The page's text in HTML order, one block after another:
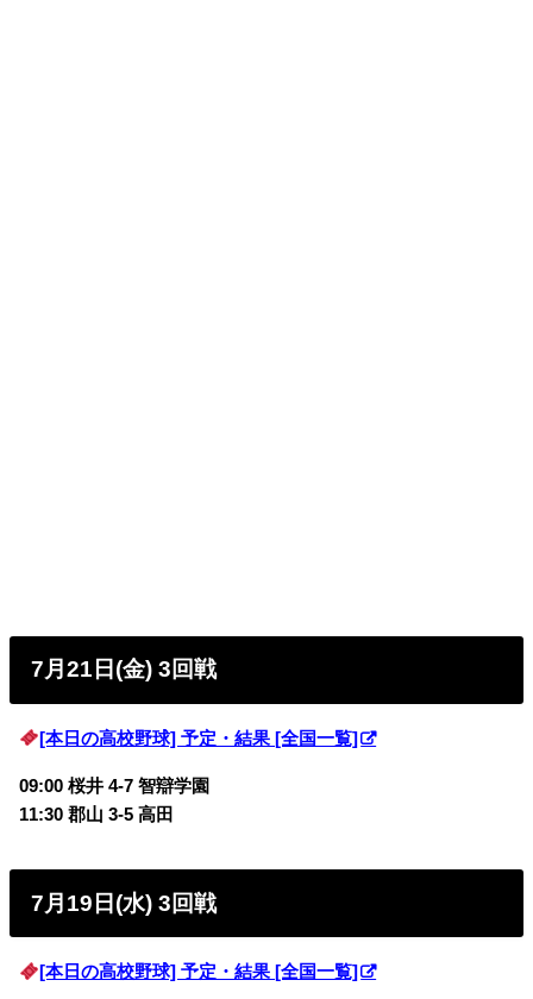
7月21日(金) 3回戦
[本日の高校野球] 予定・結果 [全国一覧]
09:00 桜井 4-7 智辯学園
11:30 郡山 3-5 高田
7月19日(水) 3回戦
[本日の高校野球] 予定・結果 [全国一覧]